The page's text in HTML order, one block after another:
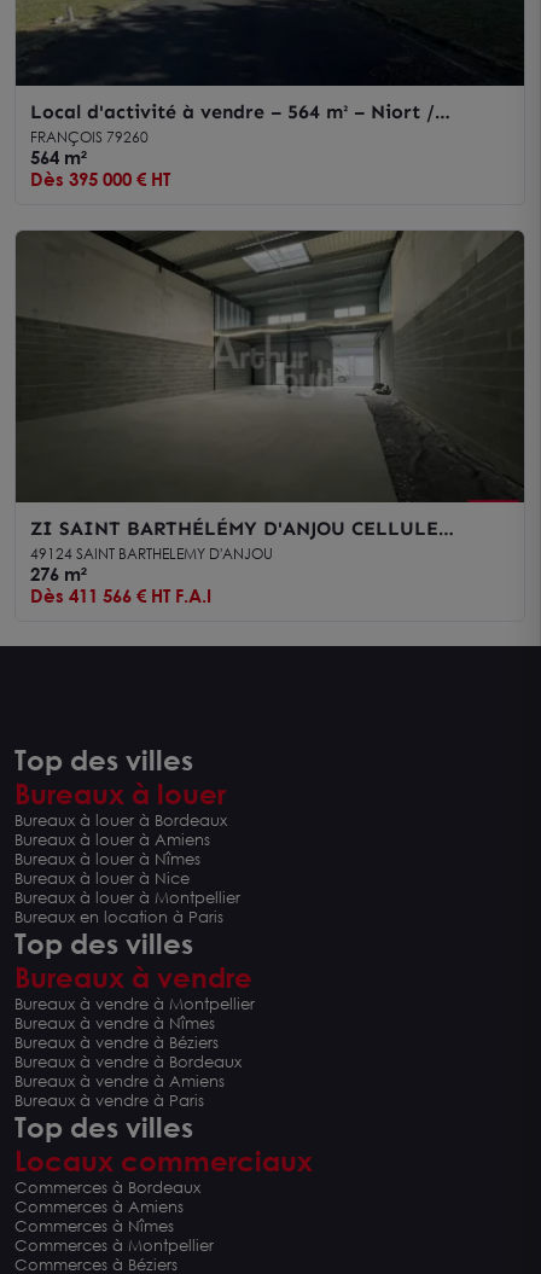
Local d'activité à vendre – 564 m² – Niort /
François – Bâtiment récent avec grand terrain clos
et accès faciles
FRANÇOIS 79260
564 m²
Dès 395 000 € HT
ZI SAINT BARTHÉLÉMY D'ANJOU CELLULE
D'ACTIVITÉ NEUVE AVEC PARKING 276 m² A
VENDRE
49124 SAINT BARTHELEMY D'ANJOU
276 m²
Dès 411 566 € HT F.A.I
Top des villes
Bureaux à louer
Bureaux à louer à Bordeaux
Bureaux à louer à Amiens
Bureaux à louer à Nîmes
Bureaux à louer à Nice
Bureaux à louer à Montpellier
Bureaux en location à Paris
Top des villes
Bureaux à vendre
Bureaux à vendre à Montpellier
Bureaux à vendre à Nîmes
Bureaux à vendre à Béziers
Bureaux à vendre à Bordeaux
Bureaux à vendre à Amiens
Bureaux à vendre à Paris
Top des villes
Locaux commerciaux
Commerces à Bordeaux
Commerces à Amiens
Commerces à Nîmes
Commerces à Montpellier
Commerces à Béziers